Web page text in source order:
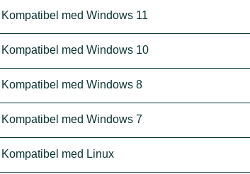
Kompatibel med Windows 11
Kompatibel med Windows 10
Kompatibel med Windows 8
Kompatibel med Windows 7
Kompatibel med Linux